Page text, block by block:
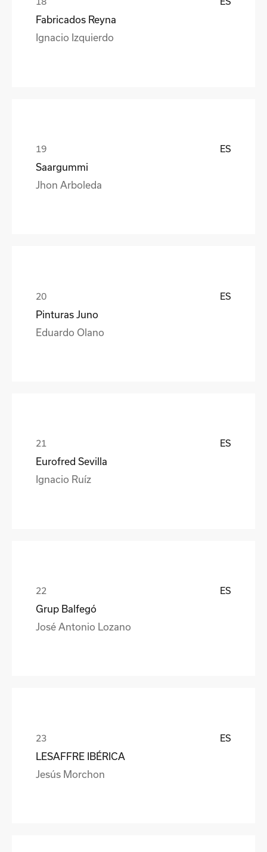
Fabricados Reyna
Ignacio Izquierdo
ES
Saargummi
Jhon Arboleda
ES
Pinturas Juno
Eduardo Olano
ES
Eurofred Sevilla
Ignacio Ruíz
ES
Grup Balfegó
José Antonio Lozano
ES
LESAFFRE IBÉRICA
Jesús Morchon